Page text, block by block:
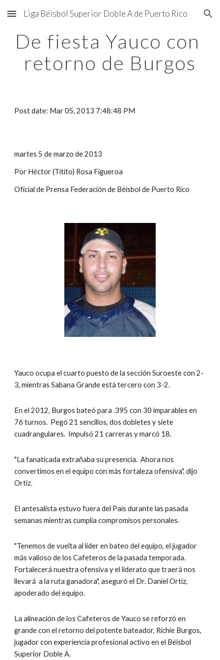
Skip to main content Skip to navigation
Liga Béisbol Superior Doble A de Puerto Rico
De fiesta Yauco con
retorno de Burgos
Post date: Mar 05, 2013 7:48:48 PM
martes 5 de marzo de 2013
Por Héctor (Titito) Rosa Figueroa
Oficial de Prensa Federación de Béisbol de Puerto Rico
Yauco ocupa el cuarto puesto de la sección Suroeste con 2-
3, mientras Sabana Grande está tercero con 3-2.
En el 2012, Burgos bateó para .395 con 30 imparables en
76 turnos.  Pegó 21 sencillos, dos dobletes y siete
cuadrangulares.  Impulsó 21 carreras y marcó 18.
"La fanaticada extrañaba su presencia.  Ahora nos
convertimos en el equipo con más fortaleza ofensiva", dijo
Ortiz.
El antesalista estuvo fuera del País durante las pasada
semanas mientras cumplía compromisos personales.
"Tenemos de vuelta al líder en bateo del equipo, el jugador
más valioso de los Cafeteros de la pasada temporada.
Fortalecerá nuestra ofensiva y el liderato que traerá nos
llevará  a la ruta ganadora", aseguró el Dr. Daniel Ortiz,
apoderado del equipo.
La alineación de los Cafeteros de Yauco se reforzó en
grande con el retorno del potente bateador, Richie Burgos,
jugador con experiencia profesional activo en el Béisbol
Superior Doble A.